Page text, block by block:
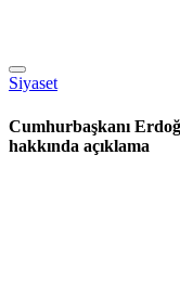
Siyaset
Cumhurbaşkanı
hakkında açıklama